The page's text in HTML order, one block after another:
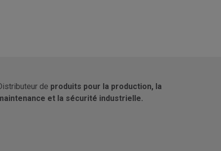
de produits pour la production, la
et la sécurité industrielle.